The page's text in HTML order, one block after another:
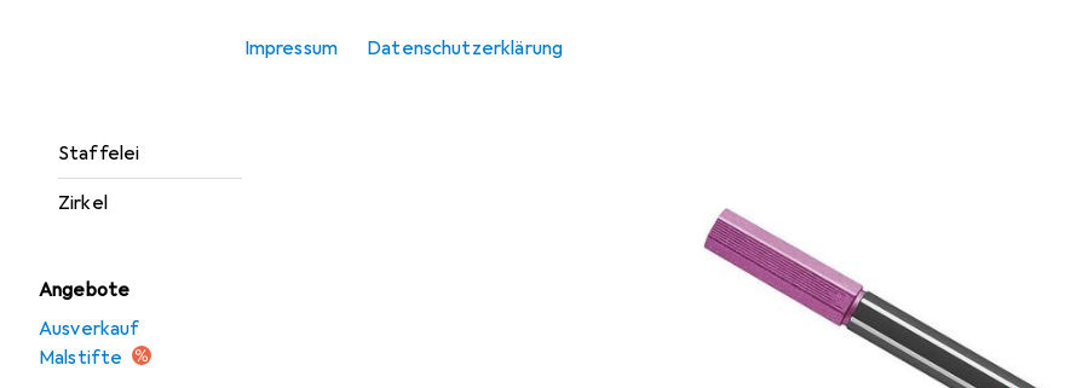
Impressum Datenschutzerklärung
Staffelei
Zirkel
Angebote
Ausverkauf
Malstifte